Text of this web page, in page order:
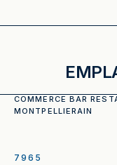
COMMERCE BAR
MONTPELLIERAIN
7965